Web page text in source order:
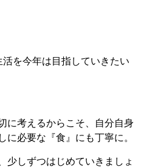
を今年は目指していきたい
に考えるからこそ、自分自身
に必要な『食』にも丁寧に。
少しずつはじめていきましょ